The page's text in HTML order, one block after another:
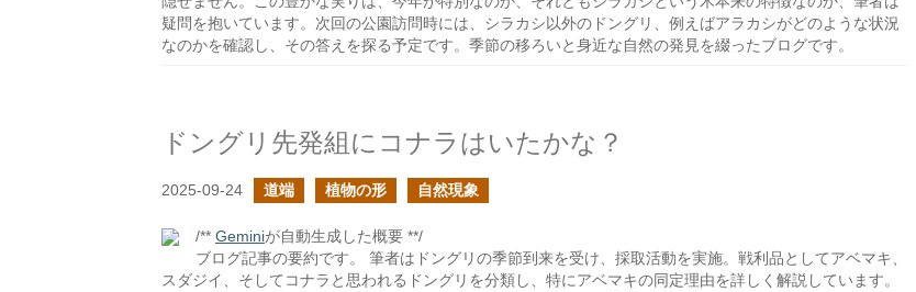
疑問を抱いています。次回の公園訪問時には、シラカシ以外のドングリ、例えばアラカシがどのような状況
なのかを確認し、その答えを探る予定です。季節の移ろいと身近な自然の発見を綴ったブログです。
ドングリ先発組にコナラはいたかな？
2025-09-24 道端 植物の形 自然現象
/** Geminiが自動生成した概要 **/
ブログ記事の要約です。 筆者はドングリの季節到来を受け、採取活動を実施。戦利品としてアベマキ、
スダジイ、そしてコナラと思われるドングリを分類し、特にアベマキの同定理由を詳しく解説しています。